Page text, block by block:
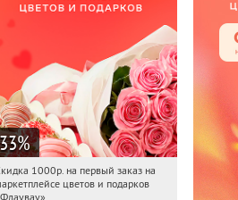
%
04:00:41 Получили:
1000р. на первый заказ на
цветов и подарков